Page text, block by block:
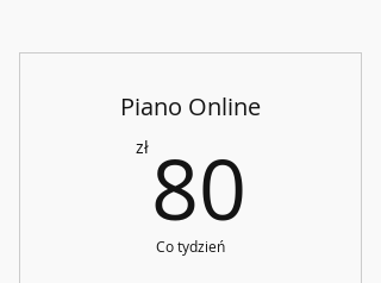
Piano Online
zł 80
Co tydzień